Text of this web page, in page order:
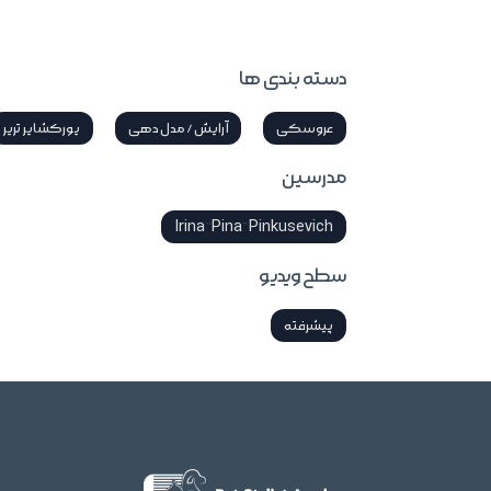
دسته بندی ها
عروسکی آرایش / مدل دهی یورکشایر تریر
مدرسین
Irina “Pina” Pinkusevich
سطح ویدیو
پیشرفته